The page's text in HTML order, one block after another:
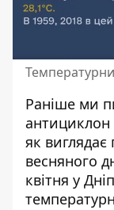
Раніше ми
антициклон
як виглядає
весняного
квітня у